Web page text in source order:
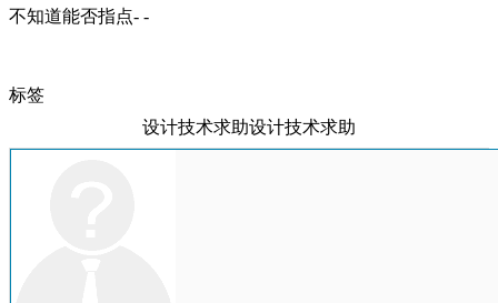
不知道能否指点- -
标签
设计技术求助设计技术求助